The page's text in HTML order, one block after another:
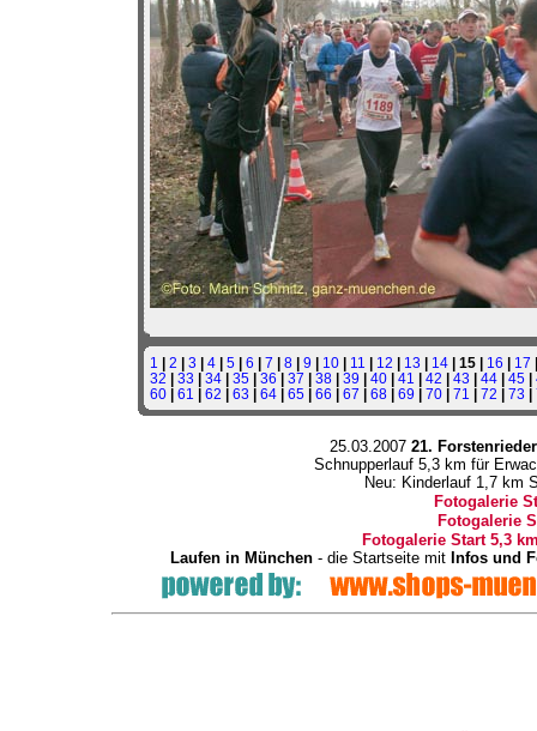
1 | 2 | 3 | 4 | 5 | 6 | 7 | 8 | 9 | 10 | 11 | 12 | 13 | 14 | 15 | 16 | 17
32 | 33 | 34 | 35 | 36 | 37 | 38 | 39 | 40 | 41 | 42 | 43 | 44 | 45 |
60 | 61 | 62 | 63 | 64 | 65 | 66 | 67 | 68 | 69 | 70 | 71 | 72 | 73 |
25.03.2007 21.
Schnupperlauf 5,3 km für
Neu: Kinderlauf 1,7 km
Fotogalerie
Fotogalerie
Fotogalerie Start 5,3
Laufen in München- die Startseite mit Infos und